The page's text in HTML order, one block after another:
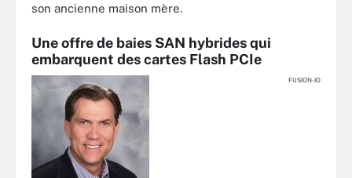
son ancienne maison mère.
Une offre de baies SAN hybrides qui
embarquent des cartes Flash PCIe
FUSION-IO